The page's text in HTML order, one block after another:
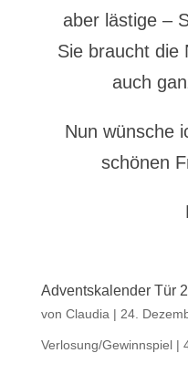
aber lästige –
Sie braucht die
auch
Nun wünsche
schönen
Adventskalender Tür
von Claudia | 24.
Verlosung/Gewinnspiel|